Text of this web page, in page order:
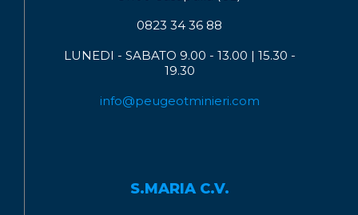
0823 34 36 88
LUNEDI - SABATO 9.00 - 13.00 | 15.30 -
19.30
info@peugeotminieri.com
S.MARIA C.V.